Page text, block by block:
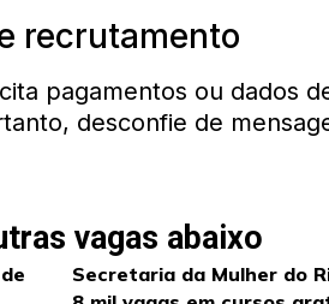
recrutamento
pagamentos ou dados
desconfie de
vagas abaixo
Secretaria da Mulher do